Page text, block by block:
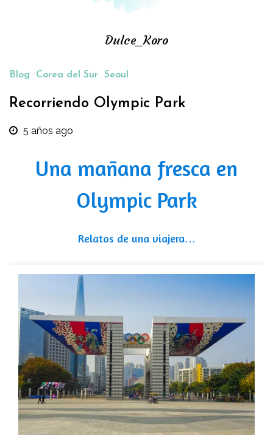
Dulce_Koro
Blog Corea del Sur Seoul
Recorriendo Olympic Park
5 años ago
Una mañana fresca en
Olympic Park
Relatos de una viajera…